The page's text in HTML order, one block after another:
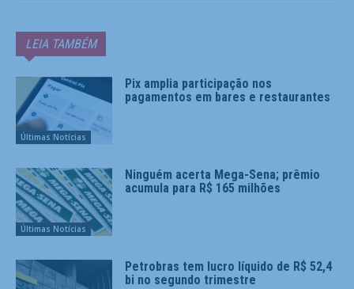
LEIA TAMBÉM
Últimas Notícias
Pix amplia participação nos
pagamentos em bares e restaurantes
Últimas Notícias
Ninguém acerta Mega-Sena; prêmio
acumula para R$ 165 milhões
Petrobras tem lucro líquido de R$ 52,4
bi no segundo trimestre